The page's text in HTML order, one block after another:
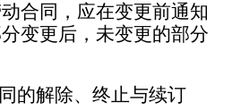
动合同，应在变更前通知
变更后，未变更的部分
的解除、终止与续订